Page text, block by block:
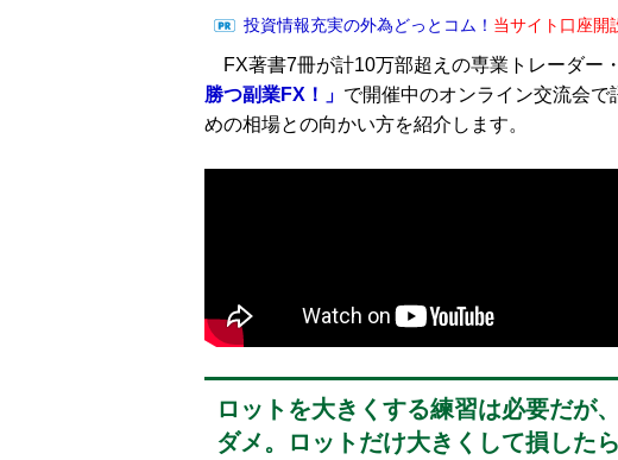
投資情報充実の外為どっとコム！ 当サイト口座開
FX著書7冊が計10万部超えの専業トレーダー
勝つ副業FX！」 で開催中のオンライン交流会
めの相場との向かい方を紹介します。
ロットを大きくする練習は必要だが
ダメ。ロットだけ大きくして損した